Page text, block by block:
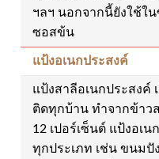
ฯลฯ นอกจากนี้ยังใช้ใ
ซอสข้น
แป้งอเนกประสงค์
แป้งสาลีอเนกประสงค์
ติดทุกบ้าน ทำจากข้าว
12 เปอร์เซ็นต์ แป้งอเ
ทุกประเภท เช่น ขนม